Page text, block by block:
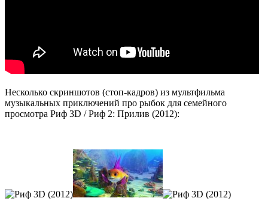
Несколько скриншотов (стоп-кадров) из мультфильма
музыкальных приключений про рыбок для семейного
просмотра Риф 3D / Риф 2: Прилив (2012):